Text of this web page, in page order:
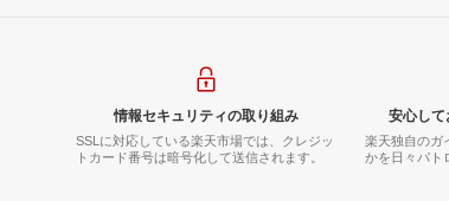
情報セキュリティの取り組み
SSLに対応している楽天市場では、クレジッ
トカード番号は暗号化して送信されます。
安心して
楽天独自のガ
かを日々パト